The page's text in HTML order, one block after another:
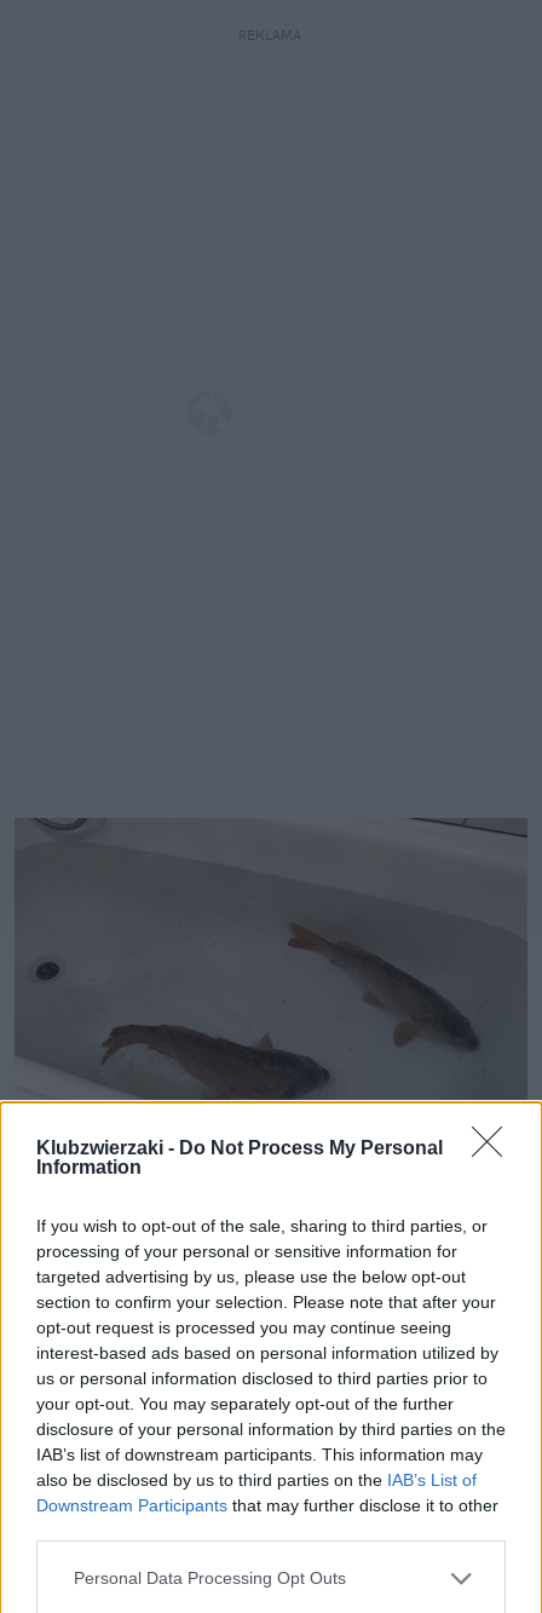
Klubzwierzaki - Do Not Process My Personal
Information
If you wish to opt-out of the sale, sharing to third parties, or
processing of your personal or sensitive information for
targeted advertising by us, please use the below opt-out
section to confirm your selection. Please note that after your
opt-out request is processed you may continue seeing
interest-based ads based on personal information utilized by
us or personal information disclosed to third parties prior to
your opt-out. You may separately opt-out of the further
disclosure of your personal information by third parties on the
IAB’s list of downstream participants. This information may
also be disclosed by us to third parties on the IAB’s List of
Downstream Participants that may further disclose it to other
Personal Data Processing Opt Outs
REKLAMA
W wielu polskich domach karpie trzymane są w wannie, a
Wiele osób nie zdaje sobie sprawy, że uśmiercenie
karpia wymaga określonych technik, które pozwolą
na szybkie i humanitarne pozbawienie życia ryby,
minimalizując ból i stres zwierzęcia. Zamiast więc
samodzielnie zabijać karpia w domu, lepiej
zdecydować się na zakup martwej ryby, co pozwoli
uniknąć jej dodatkowego cierpienia. Odzwierciedla
to naszą odpowiedzialność jako konsumentów i
szacunek dla życia zwierząt.
Źródła: otwarteklatki.pl, ciwf.pl